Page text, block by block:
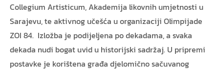
Collegium Artisticum, Akademija likovnih umjetnosti u
Sarajevu, te aktivnog učešća u organizaciji Olimpijade
ZOI 84. Izložba je podijeljena po dekadama, a svaka
dekada nudi bogat uvid u historijski sadržaj. U pripremi
postavke je korištena građa djelomično sačuvanog